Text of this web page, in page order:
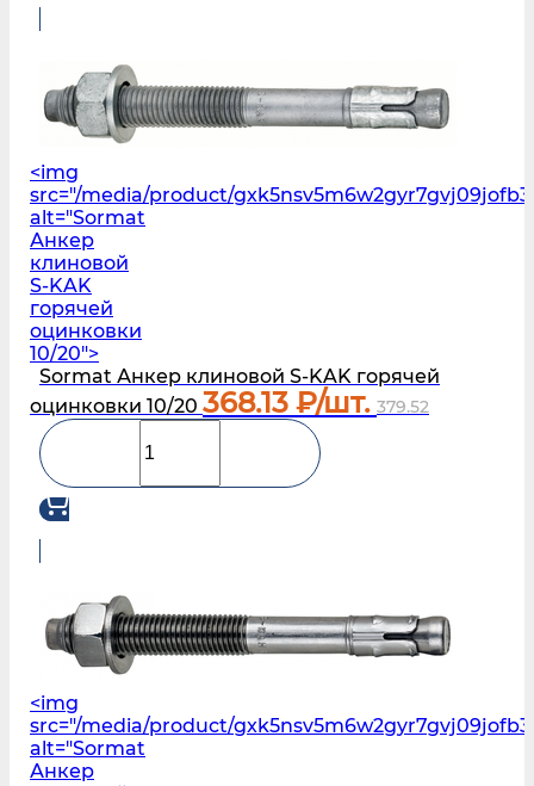
<img
src="/media/product/
alt="Sormat
Анкер
клиновой
S‑KAK
горячей
оцинковки
10/20">
Sormat Анкер клиновой S‑KAK горячей
оцинковки 10/20 368.13 ₽/шт. 379.52
<img
src="/media/product/
alt="Sormat
Анкер